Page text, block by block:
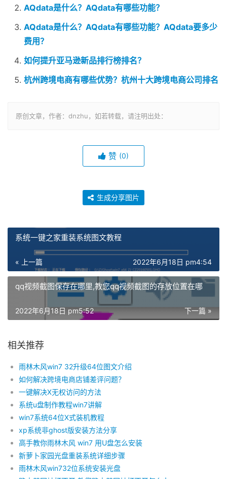
AQdata是什么？AQdata有哪些功能？
AQdata是什么？AQdata有哪些功能？AQdata要多少
费用？
如何提升亚马逊新品排行榜排名？
杭州跨境电商有哪些优势？杭州十大跨境电商公司排名
原创文章，作者：dnzhu，如若转载，请注明出处：
赞 (0)
生成分享图片
系统一键之家重装系统图文教程
« 上一篇 2022年6月18日 pm4:54
qq视频截图保存在哪里,教您qq视频截图的存放位置在哪
下一篇 »
2022年6月18日 pm5:52
相关推荐
雨林木风win7 32升级64位图文介绍
如何解决跨境电商店铺差评问题？
一键解决X无权访问的方法
系统u盘制作教程win7讲解
win7系统64位X式装机教程
xp系统非ghost版安装方法分享
高手教你雨林木风 win7 用U盘怎么安装
新萝卜家园光盘重装系统详细步骤
雨林木风win732位系统安装光盘